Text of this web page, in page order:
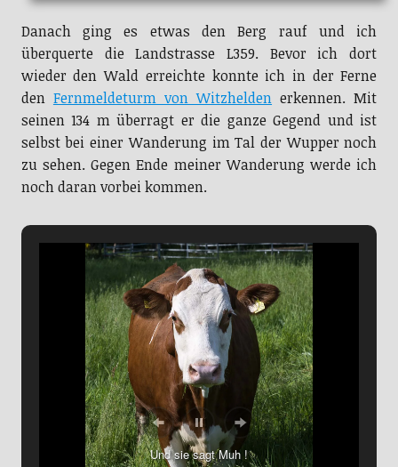
Danach ging es etwas den Berg rauf und ich
überquerte die Landstrasse L359. Bevor ich dort
wieder den Wald erreichte konnte ich in der Ferne
den Fernmeldeturm von Witzhelden erkennen. Mit
seinen 134 m überragt er die ganze Gegend und ist
selbst bei einer Wanderung im Tal der Wupper noch
zu sehen. Gegen Ende meiner Wanderung werde ich
noch daran vorbei kommen.
Und sie sagt Muh !